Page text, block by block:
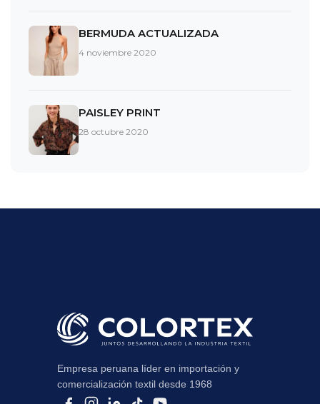
BERMUDA ACTUALIZADA
4 noviembre 2020
PAISLEY PRINT
28 octubre 2020
Empresa peruana líder en importación y
comercialización textil desde 1968